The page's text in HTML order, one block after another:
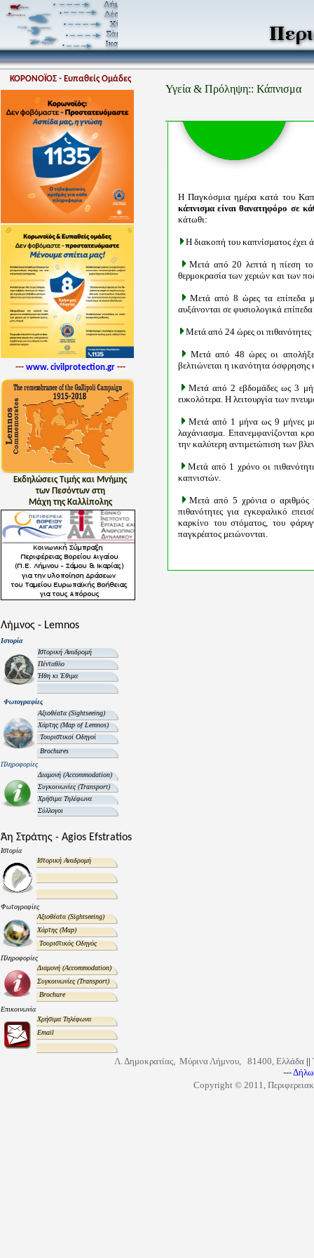
ΚΟΡΟΝΟΪΟΣ - Ευπαθείς Ομάδες
--- www. civilprotection.gr---
Εκδηλώσεις Τιμής και Μνήμης
των Πεσόντων στη
Μάχη της Καλλίπολης
Λήμνος - Lemnos
Ιστορία
Ιστορική Αναδρομή
Πένταθλο
Ήθη κι Έθιμα
Φωτογραφίες
Αξιοθέατα(Sightseeing)
Χάρτης(Map of Lemnos)
Τουριστικοί Οδηγοί
Brochures
Πληροφορίες
Διαμονή (Accommodation)
Συγκοινωνίες (Transport)
Χρήσιμα Τηλέφωνα
Σύλλογοι
Άη Στράτης - Agios Efstratios
Ιστορία
Ιστορική Αναδρομή
Φωτογραφίες
Αξιοθέατα(Sightseeing)
Χάρτης(Map)
Τουριστικός Οδηγός
Πληροφορίες
Διαμονή(Accommodation)
Συγκοινωνίες(Transport)
Brochure
Επικοινωνία
Χρήσιμα Τηλέφωνα
Email
Υγεία & Πρόληψη:: Κάπνισμα
Η Παγκόσμια ημέρα κατά του
κάπνισμα είναι θανατηφόρο σε
κάτωθι:
Η διακοπή του καπνίσματος έχει
Μετά από 20 λεπτά η πίεση
θερμοκρασία των χεριών και των
Μετά από 8 ώρες τα επίπεδα
αυξάνονται σε φυσιολογικά επίπεδα
Μετά από 24 ώρες οι
Μετά από 48 ώρες οι
βελτιώνεται η ικανότητα όσφρησης
Μετά από 2 εβδομάδες ως 3
ευκολότερα. Η λειτουργία των
Μετά από 1 μήνα ως 9 μήνες
λαχάνιασμα. Επανεμφανίζονται
την καλύτερη αντιμετώπιση των
Μετά από 1 χρόνο οι
καπνιστών.
Μετά από 5 χρόνια ο αριθμός
πιθανότητες για εγκεφαλικό
καρκίνο του στόματος, του
παγκρέατος μειώνονται.
Λ. Δημοκρατίας, Μύρινα Λήμνου, 81400, Ελλάδα ||
---
Copyright © 2011,